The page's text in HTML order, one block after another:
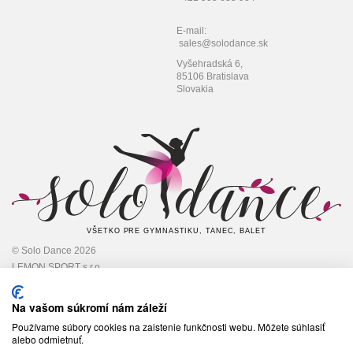
E-mail:
sales@solodance.sk
Vyšehradská 6,
85106 Bratislava
Slovakia
VŠETKO PRE GYMNASTIKU, TANEC, BALET
© Solo Dance 2026
LEMON SPORT s.r.o
IČO: 45 348 545,
DIČ: 2022948301
Na vašom súkromí nám záleží
Používame súbory cookies na zaistenie funkčnosti webu. Môžete súhlasiť
alebo odmietnuť.